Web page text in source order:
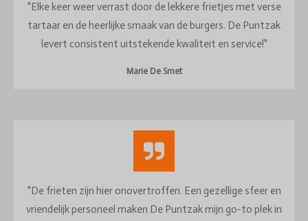
"Elke keer weer verrast door de lekkere frietjes met verse
tartaar en de heerlijke smaak van de burgers. De Puntzak
levert consistent uitstekende kwaliteit en service!"
Marie De Smet
"De frieten zijn hier onovertroffen. Een gezellige sfeer en
vriendelijk personeel maken De Puntzak mijn go-to plek in